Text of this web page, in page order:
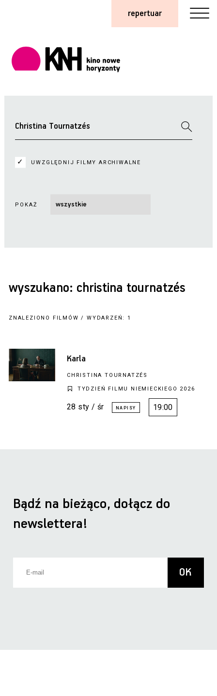
repertuar
UWZGLĘDNIJ FILMY ARCHIWALNE
POKAŻ
wyszukano: christina tournatzés
ZNALEZIONO FILMÓW / WYDARZEŃ: 1
Karla
CHRISTINA TOURNATZÉS
TYDZIEŃ FILMU NIEMIECKIEGO 2026
28 sty / śr 19:00
Bądź na bieżąco, dołącz do
newslettera!